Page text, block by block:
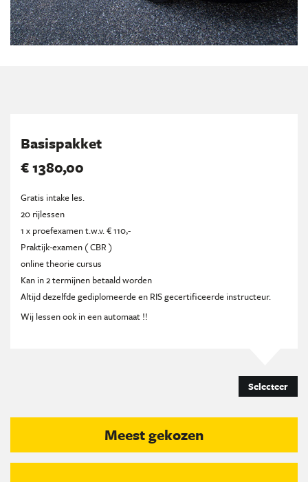
Basispakket
€ 1380,00
Gratis intake les.
20 rijlessen
1 x proefexamen t.w.v. € 110,-
Praktijk-examen ( CBR )
online theorie cursus
Kan in 2 termijnen betaald worden
Altijd dezelfde gediplomeerde en RIS gecertificeerde instructeur.
Wij lessen ook in een automaat !!
Selecteer
Meest gekozen